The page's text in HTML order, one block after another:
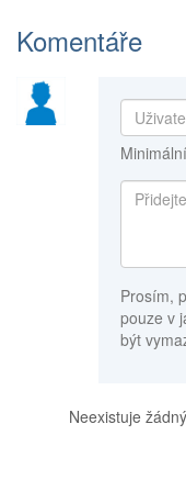
Komentáře
Prosím,
pouze v
být
Neexistuje